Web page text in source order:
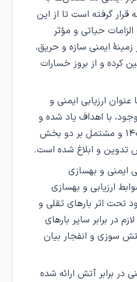
گرفته است تا از این
حیاتی و مؤثر
ایمنی سازه و حریق،
کرده و از بروز خسارات
عنوان ارزیابی ایمنی و
با اهداف یاد شده و
تدوین و ابلاغ شده است.
ایمنی و بهسازی
ارزیابی و بهسازی
تحت اثر بارهای ثقلی و
در برابر سایر بارهای
سوزی و انفجار بیان
در برابر آتش ارائه شده